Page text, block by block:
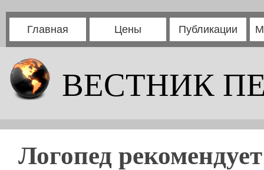
Главная Цены Публикации
ВЕСТНИК
Логопед